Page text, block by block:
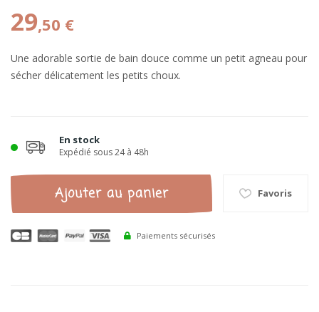
29,50 €
Une adorable sortie de bain douce comme un petit agneau pour
sécher délicatement les petits choux.
En stock
Expédié sous 24 à 48h
Ajouter au panier Favoris
Paiements sécurisés